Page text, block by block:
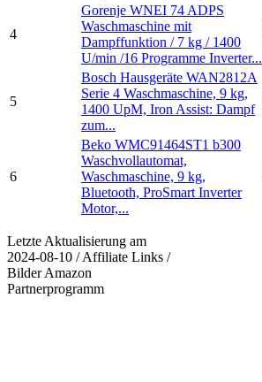
4
Gorenje WNEI 74 ADPS
Waschmaschine mit
Dampffunktion / 7 kg / 1400
U/min /16 Programme Inverter...
5
Bosch Hausgeräte WAN2812A
Serie 4 Waschmaschine, 9 kg,
1400 UpM, Iron Assist: Dampf
zum...
6
Beko WMC91464ST1 b300
Waschvollautomat,
Waschmaschine, 9 kg,
Bluetooth, ProSmart Inverter
Motor,...
Letzte Aktualisierung am
2024-08-10 / Affiliate Links /
Bilder Amazon
Partnerprogramm